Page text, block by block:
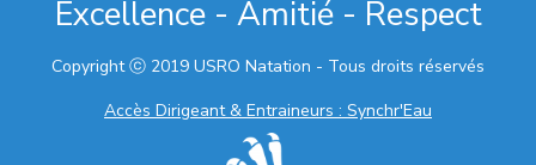
Excellence - Amitié - Respect
Copyright ⓒ 2019 USRO Natation - Tous droits réservés
Accès Dirigeant & Entraineurs : Synchr'Eau